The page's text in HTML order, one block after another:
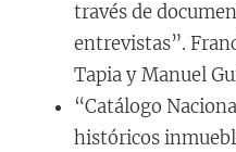
través de
entrevistas”.
Tapia y Manuel
“Catálogo
históricos